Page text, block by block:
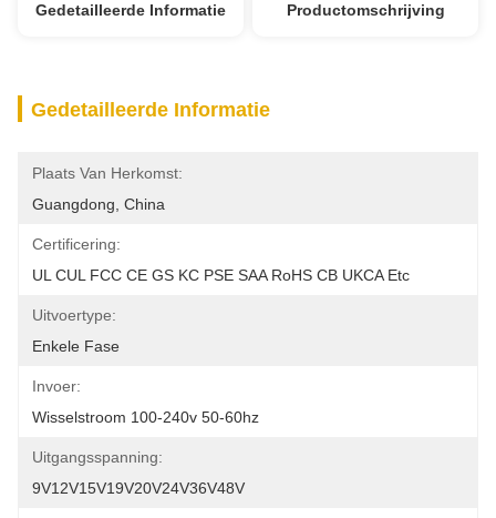
Gedetailleerde Informatie Productomschrijving
Gedetailleerde Informatie
Plaats Van Herkomst:
Guangdong, China
Certificering:
UL CUL FCC CE GS KC PSE SAA RoHS CB UKCA Etc
Uitvoertype:
Enkele Fase
Invoer:
Wisselstroom 100-240v 50-60hz
Uitgangsspanning:
9V12V15V19V20V24V36V48V